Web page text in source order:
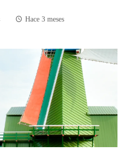
Hace 3 meses